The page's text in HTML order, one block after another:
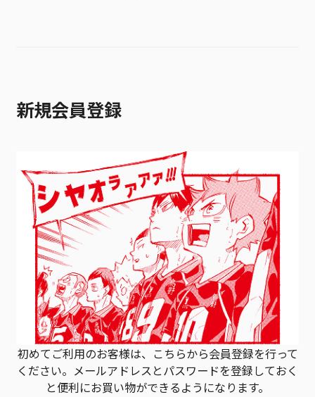
新規会員登録
初めてご利用のお客様は、こちらから会員登録を行って
ください。 メールアドレスとパスワードを登録しておく
と便利にお買い物ができるようになります。